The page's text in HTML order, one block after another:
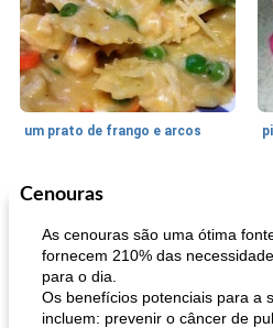
um prato de frango e arcos
Marcas de Confiança: Receitas e
Cenouras
As cenouras são uma ótima
fornecem 210% das
para o dia.
Os benefícios potenciais para a
incluem: prevenir o câncer de